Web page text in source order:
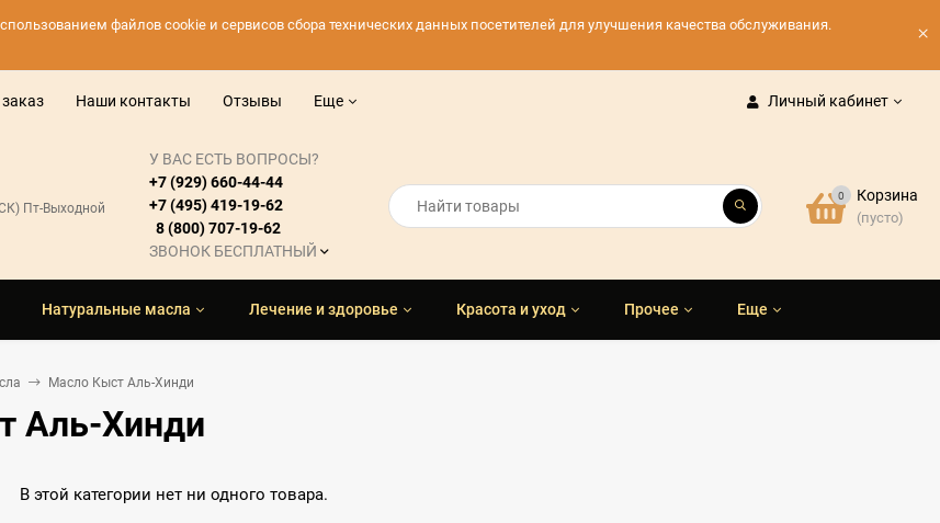
файлов cookie и сервисов сбора технических данных посетителей для улучшения качества обслуживания.
×
Личный кабинет
Наши контакты Отзывы Еще
Пт-Выходной
У ВАС ЕСТЬ ВОПРОСЫ?
+7 (929) 660-44-44
+7 (495) 419-19-62
8 (800) 707-19-62
ЗВОНОК БЕСПЛАТНЫЙ
0 Корзина
(пусто)
Натуральные масла Лечение и здоровье Красота и уход Прочее Еще
Масло Кыст Аль-Хинди
Аль-Хинди
В этой категории нет ни одного товара.